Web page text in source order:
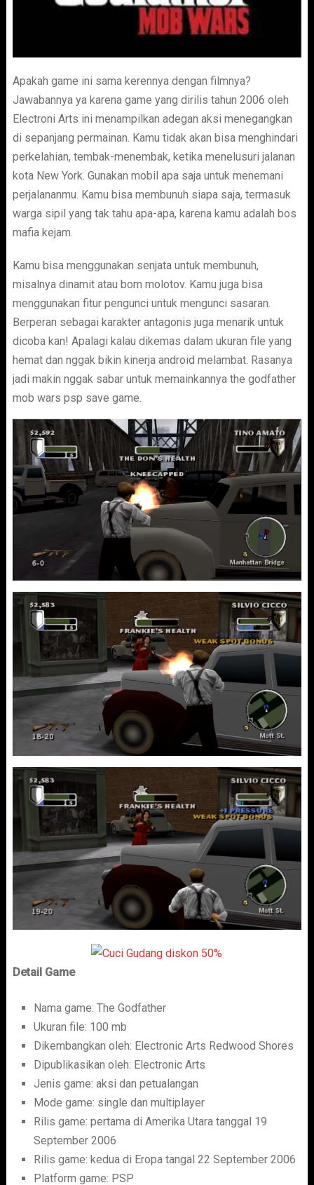
Apakah game ini sama kerennya dengan filmnya?
Jawabannya ya karena game yang dirilis tahun 2006 oleh
Electroni Arts ini menampilkan adegan aksi menegangkan
di sepanjang permainan. Kamu tidak akan bisa menghindari
perkelahian, tembak-menembak, ketika menelusuri jalanan
kota New York. Gunakan mobil apa saja untuk menemani
perjalananmu. Kamu bisa membunuh siapa saja, termasuk
warga sipil yang tak tahu apa-apa, karena kamu adalah bos
mafia kejam.
Kamu bisa menggunakan senjata untuk membunuh,
misalnya dinamit atau bom molotov. Kamu juga bisa
menggunakan fitur pengunci untuk mengunci sasaran.
Berperan sebagai karakter antagonis juga menarik untuk
dicoba kan! Apalagi kalau dikemas dalam ukuran file yang
hemat dan nggak bikin kinerja android melambat. Rasanya
jadi makin nggak sabar untuk memainkannya the godfather
mob wars psp save game.
Detail Game
Nama game: The Godfather
Ukuran file: 100 mb
Dikembangkan oleh: Electronic Arts Redwood Shores
Dipublikasikan oleh: Electronic Arts
Jenis game: aksi dan petualangan
Mode game: single dan multiplayer
Rilis game: pertama di Amerika Utara tanggal 19
September 2006
Rilis game: kedua di Eropa tangal 22 September 2006
Platform game: PSP